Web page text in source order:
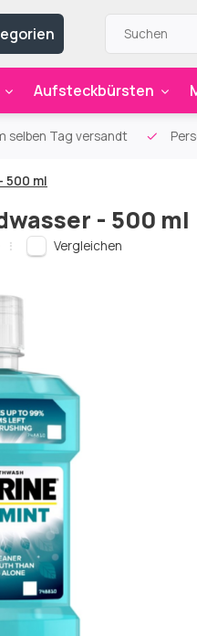
Aufsteckbürsten
selben Tag versandt
500 ml
- 500 ml
Vergleichen